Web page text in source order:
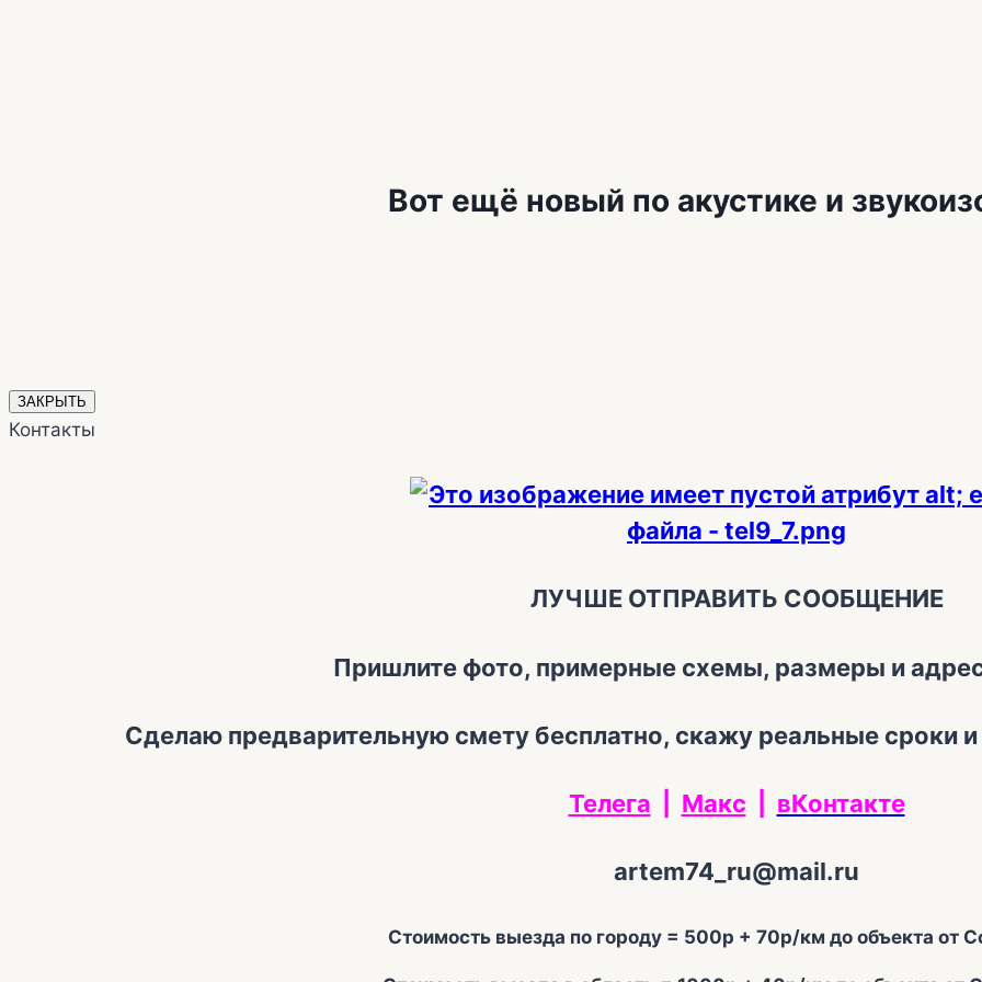
Вот ещё новый по акустике и
ЗАКРЫТЬ
Контакты
ЛУЧШЕ ОТПРАВИТЬ СООБЩЕНИЕ
Пришлите фото, примерные схемы, размеры и
Сделаю предварительную смету бесплатно, скажу реальные сроки
Телега Макс вКонтакте
artem74_ru@mail.ru
Стоимость выезда по городу = 500р + 70р/км до объекта от